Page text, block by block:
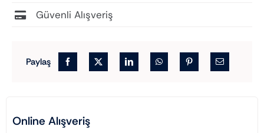
Güvenli Alışveriş
Paylaş
Online Alışveriş